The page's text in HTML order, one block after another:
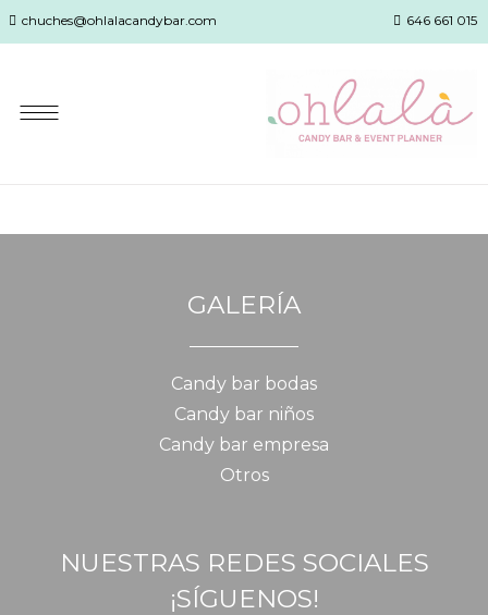
chuches@ohlalacandybar.com 646 661 015
GALERÍA
Candy bar bodas
Candy bar niños
Candy bar empresa
Otros
NUESTRAS REDES SOCIALES
¡SÍGUENOS!